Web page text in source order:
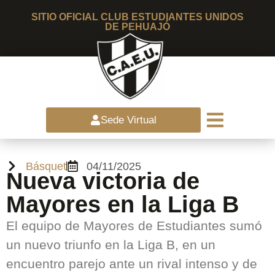
SITIO OFICIAL CLUB ESTUDIANTES UNIDOS
DE PEHUAJÓ
Sede Virtual
Básquet 04/11/2025
Nueva victoria de
Mayores en la Liga B
El equipo de Mayores de Estudiantes sumó
un nuevo triunfo en la Liga B, en un
encuentro parejo ante un rival intenso y de